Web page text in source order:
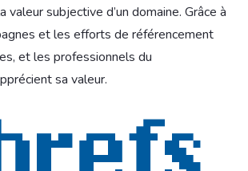
valeur subjective d’un domaine. Grâce à
et les efforts de référencement
et les professionnels du
sa valeur.